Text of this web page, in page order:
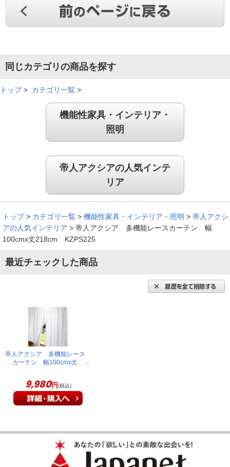
同じカテゴリの商品を探す
トップ> カテゴリ一覧 >
機能性家具・インテリア・
照明
帝人アクシアの人気インテ
リア
トップ > カテゴリ一覧 > 機能性家具・インテリア・照明 > 帝人アクシ
アの人気インテリア > 帝人アクシア 多機能レースカーテン 幅
100cmx丈218cm KZPS225
最近チェックした商品
帝人アクシア 多機能レース
カーテン 幅100cmx丈
9,980円(税込)